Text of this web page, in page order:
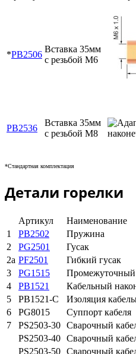
*PB2506
Вставка 35мм
с резьбой М6
PB2536
Вставка 35мм
с резьбой М8
*Стандартная комплектация
Детали горелки
Артикул
Наименование
1
PB2502
Пружина
2
PG2501
Гусак
2а PF2501
Гибкий гусак
3
PG1515
Промежуточный
4
PB1521
Кабельный
5
PB1521-C
Изоляция
6
PG8015
Суппорт кабеля
7
PS2503-30 Сварочный
PS2503-40 Сварочный
PS2503-50 Сварочный